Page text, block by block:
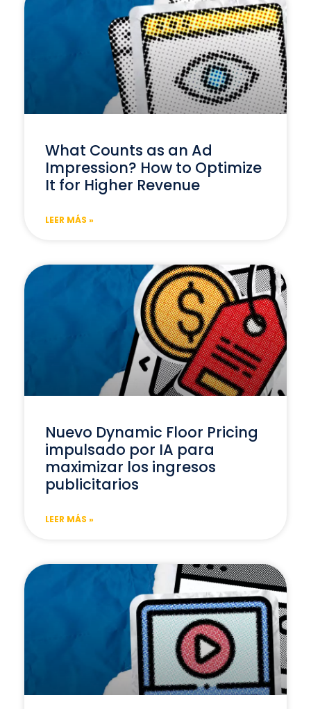
What Counts as an Ad
Impression? How to Optimize
It for Higher Revenue
LEER MÁS »
Nuevo Dynamic Floor Pricing
impulsado por IA para
maximizar los ingresos
publicitarios
LEER MÁS »